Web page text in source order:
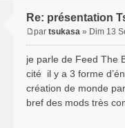
Re: présentation
s
s
a
g
par tsukasa » Dim 13
je parle de Feed The
cité il y a 3 forme
création de monde
bref des mods très